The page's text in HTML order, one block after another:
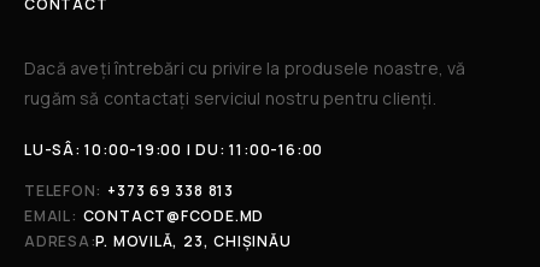
CONTACT
Dacă aveți întrebări cu privire la produsele noastre, vă
rugăm să contactați serviciul nostru pentru clienți.​
LU-SÂ: 10:00-19:00 | DU: 11:00-16:00
TELEFON: +373 69 338 813
EMAIL: CONTACT@FCODE.MD
ADRESA:P. MOVILĂ, 23, CHIȘINĂU